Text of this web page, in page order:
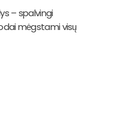
– spalvingi
mėgstami visų